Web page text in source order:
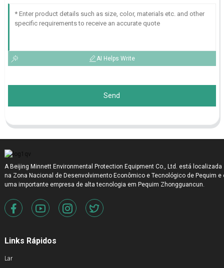
AI Helps Write
Send
A Beijing Minnett Environmental Protection Equipment Co., Ltd. está localizada
na Zona Nacional de Desenvolvimento Econômico e Tecnológico de Pequim e
uma importante empresa de alta tecnologia em Pequim Zhongguancun.
Links Rápidos
Lar